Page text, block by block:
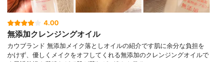
4.00
無添加クレンジングオイル
カウブランド 無添加メイク落としオイルの紹介です肌に余分な負担を
かけず、優しくメイクをオフしてくれる無添加のクレンジングオイルで